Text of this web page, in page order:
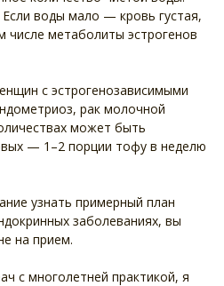
воды мало — кровь густая,
метаболиты эстрогенов
с эстрогенозависимыми
рак молочной
может быть
— 1–2 порции тофу в неделю
узнать примерный план
заболеваниях, вы
на прием.
с многолетней практикой, я